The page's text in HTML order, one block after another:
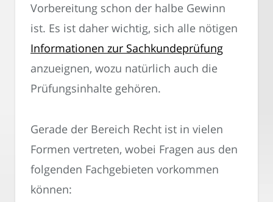
Vorbereitung schon der halbe Gewinn
ist. Es ist daher wichtig, sich alle nötigen
Informationen zur Sachkundeprüfung
anzueignen, wozu natürlich auch die
Prüfungsinhalte gehören.
Gerade der Bereich Recht ist in vielen
Formen vertreten, wobei Fragen aus den
folgenden Fachgebieten vorkommen
können: